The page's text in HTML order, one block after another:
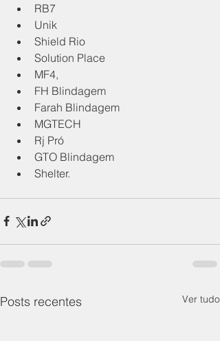
RB7
Unik
Shield Rio
Solution Place
MF4,
FH Blindagem
Farah Blindagem
MGTECH
Rj Pró
GTO Blindagem
Shelter.
Posts recentes Ver tudo